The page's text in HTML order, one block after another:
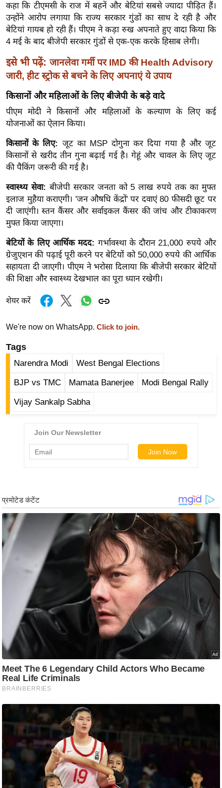
सा
हि
त्य
ग
त
ऑ
टो
व
र्ल्ड
न्यू
ज
ब्री
फ
म
नो
रं
ज
न
ज
ग
बॉ
वु
ड
हॉ
वु
ड
e
a
k
i
ला
इ
फ
स्टा
इ
ल
क्नॉ
लॉ
ब्यू
टी
कहा कि टीएमसी के राज में बहनें और बेटियां सबसे ज्यादा पीड़ित हैं।
उन्होंने आरोप लगाया कि राज्य सरकार गुंडों का साथ दे रही है और
बेटियां गायब हो रही हैं। पीएम ने कड़ा रुख अपनाते हुए वादा किया कि
4 मई के बाद बीजेपी सरकार गुंडों से एक-एक करके हिसाब लेगी।
इसे भी पढ़ें: जानलेवा गर्मी पर IMD की Health Advisory
जारी, हीट स्ट्रोक से बचने के लिए अपनाएं ये उपाय
किसानों और महिलाओं के लिए बीजेपी के बड़े वादे
पीएम मोदी ने किसानों और महिलाओं के कल्याण के लिए कई
योजनाओं का ऐलान किया।
किसानों के लिए: जूट का MSP दोगुना कर दिया गया है और जूट
किसानों से खरीद तीन गुना बढ़ाई गई है। गेहूं और चावल के लिए जूट
की पैकिंग जरूरी की गई है।
स्वास्थ्य सेवा: बीजेपी सरकार जनता को 5 लाख रुपये तक का मुफ्त
इलाज मुहैया कराएगी। 'जन औषधि केंद्रों' पर दवाएं 80 फीसदी छूट पर
दी जाएंगी। स्तन कैंसर और सर्वाइकल कैंसर की जांच और टीकाकरण
मुफ्त किया जाएगा।
बेटियों के लिए आर्थिक मदद: गर्भावस्था के दौरान 21,000 रुपये और
ग्रेजुएशन की पढ़ाई पूरी करने पर बेटियों को 50,000 रुपये की आर्थिक
सहायता दी जाएगी। पीएम ने भरोसा दिलाया कि बीजेपी सरकार बेटियों
की शिक्षा और स्वास्थ्य देखभाल का पूरा ध्यान रखेगी।
शेयर करें
We're now on WhatsApp. Click to join.
Tags
Narendra Modi West Bengal Elections
BJP vs TMC Mamata Banerjee Modi Bengal Rally
Vijay Sankalp Sabha